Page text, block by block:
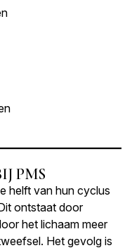
PMS
helft van hun cyclus
ontstaat door
het lichaam meer
Het gevolg is